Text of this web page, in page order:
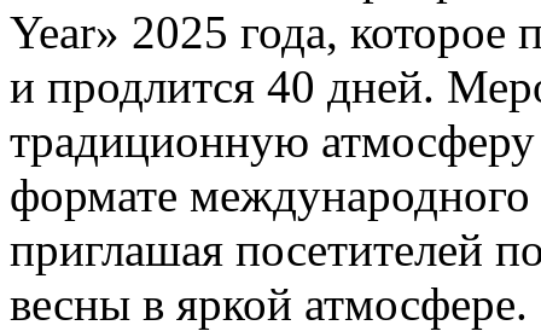
Year» 2025 года, которое
и продлится 40 дней.
традиционную атмосферу
формате международного
приглашая посетителей
весны в яркой атмосфере.